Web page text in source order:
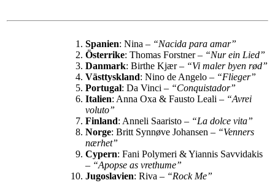
Spanien: Nina – “Nacida para amar”
Österrike: Thomas Forstner – “Nur ein Lied”
Danmark: Birthe Kjær – “Vi maler byen rød”
Västtyskland: Nino de Angelo – “Flieger”
Portugal: Da Vinci – “Conquistador”
Italien: Anna Oxa & Fausto Leali – “Avrei
voluto”
Finland: Anneli Saaristo – “La dolce vita”
Norge: Britt Synnøve Johansen – “Venners
nærhet”
Cypern: Fani Polymeri & Yiannis Savvidakis
– “Apopse as vrethume”
Jugoslavien: Riva – “Rock Me”